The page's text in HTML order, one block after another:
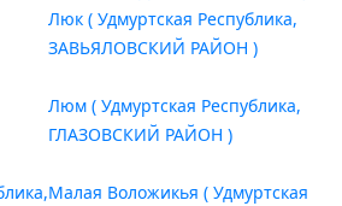
Люк ( Удмуртская Республика,
ЗАВЬЯЛОВСКИЙ РАЙОН )
Люм ( Удмуртская Республика,
ГЛАЗОВСКИЙ РАЙОН )
Малая Воложикья ( Удмуртская